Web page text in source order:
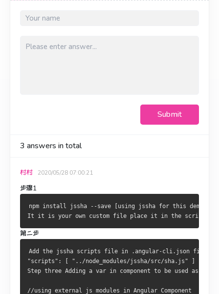
Submit
3 answers in total
村村 2020/05/28 07:00:21
步骤1
npm install jssha --save using jssha for this demo
It it is your own custom file place it in the scripts
第二步
Add the jssha scripts file in .angular-cli.
"scripts" : "../node_modules/jssha/src/sha.js"
Step three Adding a var in component to be used as
//using external js modules in Angular Component